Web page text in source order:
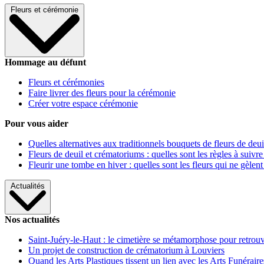
Fleurs et cérémonie
Hommage au défunt
Fleurs et cérémonies
Faire livrer des fleurs pour la cérémonie
Créer votre espace cérémonie
Pour vous aider
Quelles alternatives aux traditionnels bouquets de fleurs de
Fleurs de deuil et crématoriums : quelles sont les règles à
Fleurir une tombe en hiver : quelles sont les fleurs qui ne gèlent
Actualités
Nos actualités
Saint-Juéry-le-Haut : le cimetière se métamorphose pour
Un projet de construction de crématorium à Louviers
Quand les Arts Plastiques tissent un lien avec les Arts